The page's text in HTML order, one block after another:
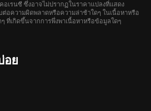
อเรนซี ซึ่งอาจไม่ปรากฏในราคาแปลงที่แสดง
ต่อความผิดพลาดหรือความล่าช้าใดๆ ในเนื้อหาหรือ
ที่เกิดขึ้นจากการพึ่งพาเนื้อหาหรือข้อมูลใดๆ
อย